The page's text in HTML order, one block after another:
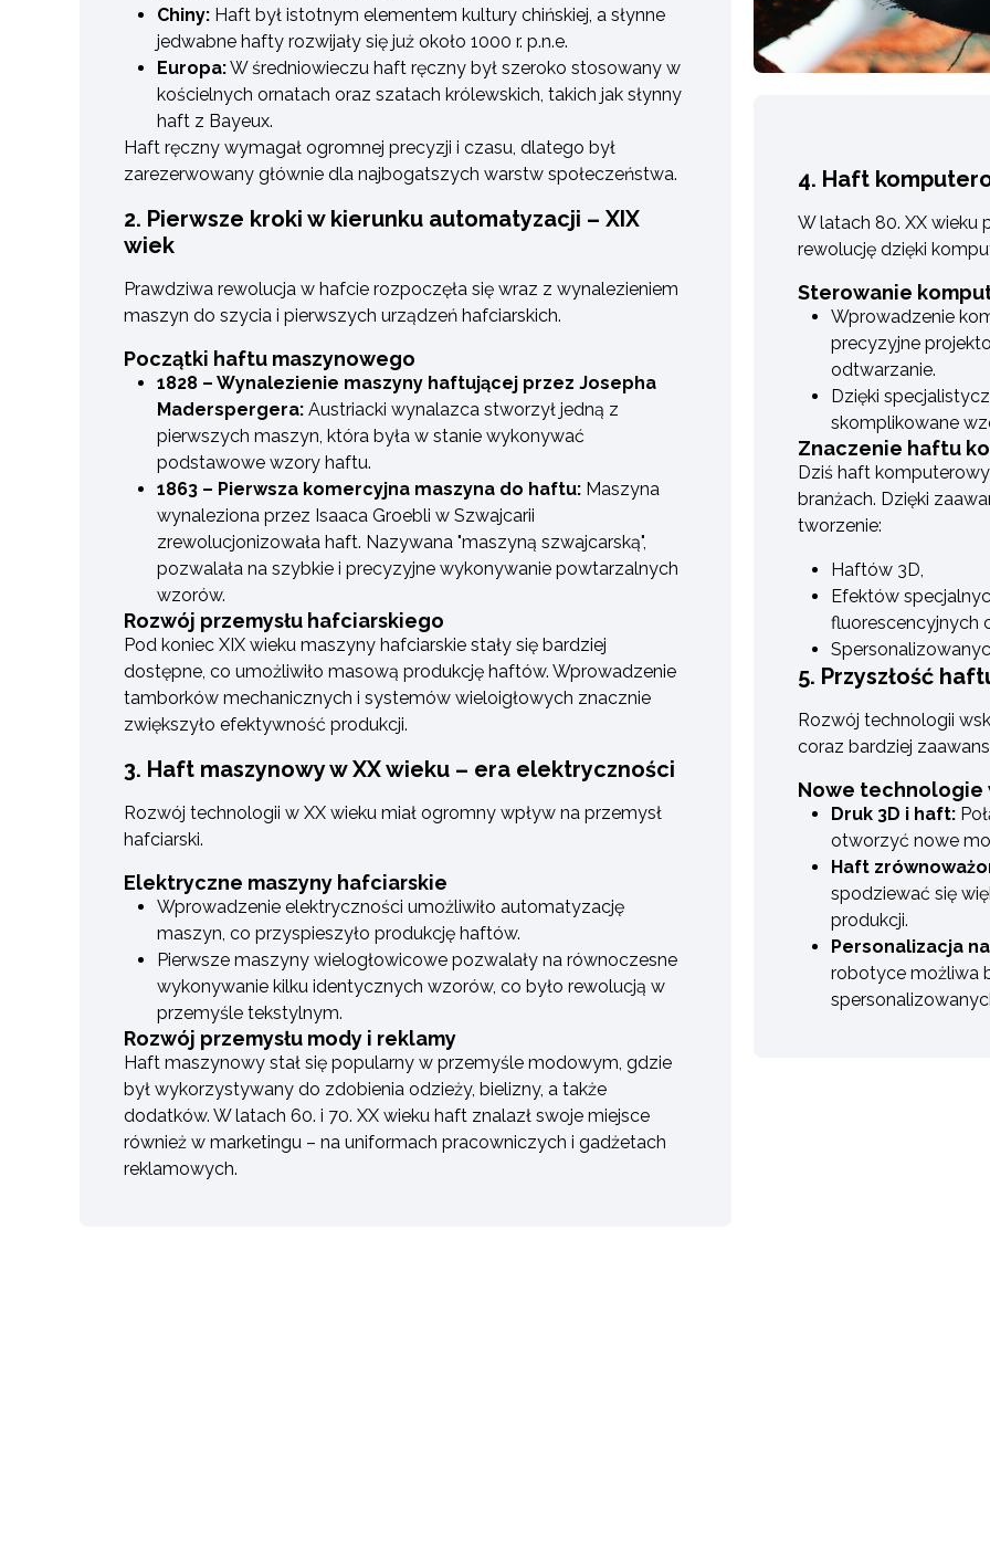
Chiny: Haft był istotnym elementem kultury chińskiej, a słynne
jedwabne hafty rozwijały się już około 1000 r. p.n.e.
Europa:W średniowieczu haft ręczny był szeroko stosowany w
kościelnych ornatach oraz szatach królewskich, takich jak słynny
haft z Bayeux.
Haft ręczny wymagał ogromnej precyzji i czasu, dlatego był
zarezerwowany głównie dla najbogatszych warstw społeczeństwa.
2. Pierwsze kroki w kierunku automatyzacji – XIX
wiek
Prawdziwa rewolucja w hafcie rozpoczęła się wraz z wynalezieniem
maszyn do szycia i pierwszych urządzeń hafciarskich.
Początki haftu maszynowego
1828 – Wynalezienie maszyny haftującej przez Josepha
Maderspergera: Austriacki wynalazca stworzył jedną z
pierwszych maszyn, która była w stanie wykonywać
podstawowe wzory haftu.
1863 – Pierwsza komercyjna maszyna do haftu: Maszyna
wynaleziona przez Isaaca Groebli w Szwajcarii
zrewolucjonizowała haft. Nazywana "maszyną szwajcarską",
pozwalała na szybkie i precyzyjne wykonywanie powtarzalnych
wzorów.
Rozwój przemysłu hafciarskiego
Pod koniec XIX wieku maszyny hafciarskie stały się bardziej
dostępne, co umożliwiło masową produkcję haftów. Wprowadzenie
tamborków mechanicznych i systemów wieloigłowych znacznie
zwiększyło efektywność produkcji.
3. Haft maszynowy w XX wieku – era elektryczności
Rozwój technologii w XX wieku miał ogromny wpływ na przemysł
hafciarski.
Elektryczne maszyny hafciarskie
Wprowadzenie elektryczności umożliwiło automatyzację
maszyn, co przyspieszyło produkcję haftów.
Pierwsze maszyny wielogłowicowe pozwalały na równoczesne
wykonywanie kilku identycznych wzorów, co było rewolucją w
przemyśle tekstylnym.
Rozwój przemysłu mody i reklamy
Haft maszynowy stał się popularny w przemyśle modowym, gdzie
był wykorzystywany do zdobienia odzieży, bielizny, a także
dodatków. W latach 60. i 70. XX wieku haft znalazł swoje miejsce
również w marketingu – na uniformach pracowniczych i gadżetach
reklamowych.
4. Haft
W latach 80. XX wieku
rewolucję dzięki
Sterowanie
Wprowadzenie
precyzyjne
odtwarzanie.
Dzięki
skomplikowane
Znaczenie haftu
Dziś haft
branżach. Dzięki
tworzenie:
Haftów 3D,
Efektów
fluorescencyjnych
5. Przyszłość
Rozwój technologii
coraz bardziej
Nowe technologie
Druk 3D i haft:
otworzyć nowe
Haft
spodziewać się
produkcji.
Personalizacja
robotyce możliwa